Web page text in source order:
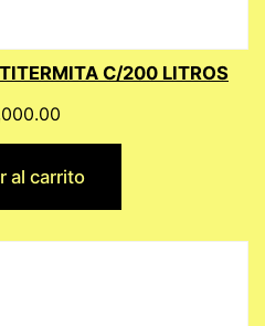
C/200 LITROS
al carrito